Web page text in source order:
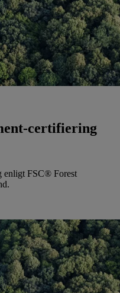
certifiering
enligt FSC® Forest